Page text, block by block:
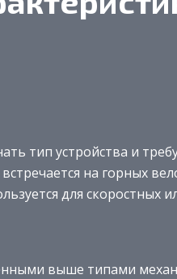
тип устройства и
на горных
для скоростных
выше типами